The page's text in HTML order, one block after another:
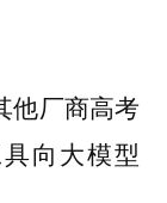
他厂商高考
向大模型